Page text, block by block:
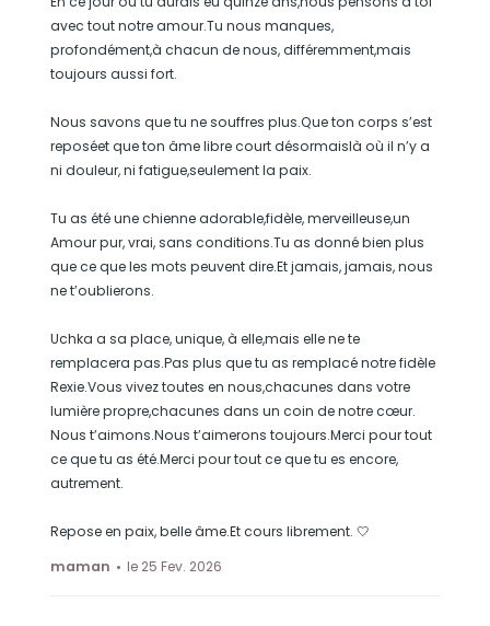
Jouer avec les bouteilles d'eau vides
avec tout notre amour.Tu nous manques,
profondément,à chacun de nous, différemment,mais
toujours aussi fort.
Nous savons que tu ne souffres plus.Que ton corps s’est
reposéet que ton âme libre court désormaislà où il n’y a
ni douleur, ni fatigue,seulement la paix.
Tu as été une chienne adorable,fidèle, merveilleuse,un
Amour pur, vrai, sans conditions.Tu as donné bien plus
que ce que les mots peuvent dire.Et jamais, jamais, nous
ne t’oublierons.
Uchka a sa place, unique, à elle,mais elle ne te
remplacera pas.Pas plus que tu as remplacé notre fidèle
Rexie.Vous vivez toutes en nous,chacunes dans votre
lumière propre,chacunes dans un coin de notre cœur.
Nous t’aimons.Nous t’aimerons toujours.Merci pour tout
ce que tu as été.Merci pour tout ce que tu es encore,
autrement.
Repose en paix, belle âme.Et cours librement. 🤍
maman
le 25 Fev. 2026